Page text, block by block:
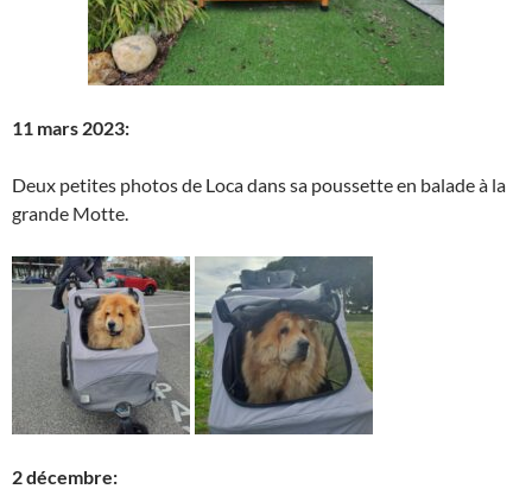
11 mars 2023:
Deux petites photos de Loca dans sa poussette en balade à la
grande Motte.
2 décembre: